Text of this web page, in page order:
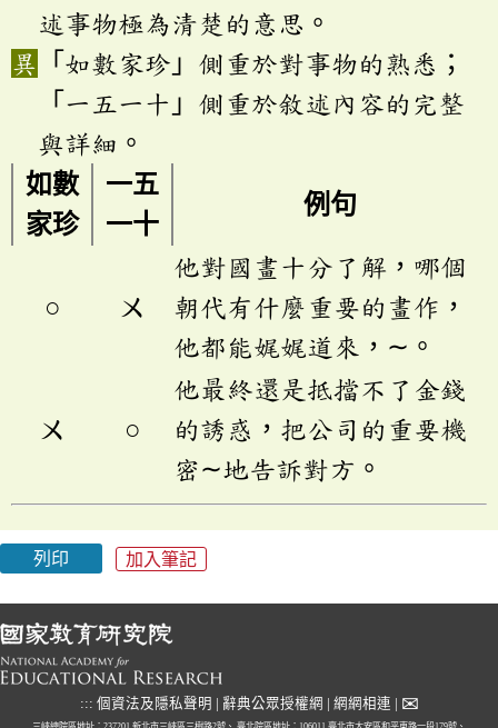
述事物極為清楚的意思。
「如數家珍」側重於對事物的熟悉；
「一五一十」側重於敘述內容的完整
與詳細。
如數
家珍
一五
一十
例句
○ ㄨ
他對國畫十分了解，哪個
朝代有什麼重要的畫作，
他都能娓娓道來，∼。
ㄨ ○
他最終還是抵擋不了金錢
的誘惑，把公司的重要機
密∼地告訴對方。
列印 加入筆記
::: 個資法及隱私聲明 | 辭典公眾授權網 | 網網相連 | ✉